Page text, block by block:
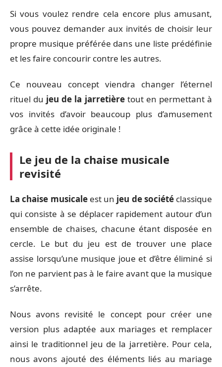
Si vous voulez rendre cela encore plus amusant,
vous pouvez demander aux invités de choisir leur
propre musique préférée dans une liste prédéfinie
et les faire concourir contre les autres.
Ce nouveau concept viendra changer l’éternel
rituel du jeu de la jarretièretout en permettant à
vos invités d’avoir beaucoup plus d’amusement
grâce à cette idée originale !
Le jeu de la chaise musicale
revisité
La chaise musicaleest un jeu de sociétéclassique
qui consiste à se déplacer rapidement autour d’un
ensemble de chaises, chacune étant disposée en
cercle. Le but du jeu est de trouver une place
assise lorsqu’une musique joue et d’être éliminé si
l’on ne parvient pas à le faire avant que la musique
s’arrête.
Nous avons revisité le concept pour créer une
version plus adaptée aux mariages et remplacer
ainsi le traditionnel jeu de la jarretière. Pour cela,
nous avons ajouté des éléments liés au mariage